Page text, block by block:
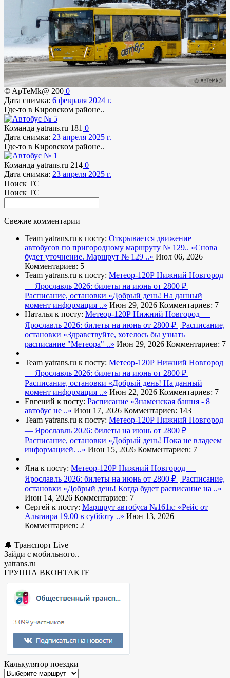
© ApTeMk@ 200 0
Дата снимка: 6 февраля 2024 г.
Где-то в Кировском районе..
Команда yatrans.ru 181 0
Дата снимка: 23 апреля 2025 г.
Где-то в Кировском районе..
Команда yatrans.ru 214 0
Дата снимка: 23 апреля 2025 г.
Поиск ТС
Поиск ТС
Свежие комментарии
Team yatrans.ru к посту: Открывается движение
автобусов по пригородному маршруту № 129.. «Снова
будет уточнение. Маршрут № 129 ..» Июл 06, 2026
Комментариев: 5
Team yatrans.ru к посту: Метеор-120Р Нижний Новгород
— Ярославль 2026: билеты на июнь от 2800 ₽ |
Расписание, остановки «Добрый день! На данный
момент информация ..» Июн 29, 2026 Комментариев: 7
Наталья к посту: Метеор-120Р Нижний Новгород —
Ярославль 2026: билеты на июнь от 2800 ₽ | Расписание,
остановки «Здравствуйте, хотелось бы узнать
расписание "Метеора" ..» Июн 29, 2026 Комментариев: 7
Team yatrans.ru к посту: Метеор-120Р Нижний Новгород
— Ярославль 2026: билеты на июнь от 2800 ₽ |
Расписание, остановки «Добрый день! На данный
момент информация ..» Июн 22, 2026 Комментариев: 7
Евгений к посту: Расписание «Знаменская башня - 8
автобус не ..» Июн 17, 2026 Комментариев: 143
Team yatrans.ru к посту: Метеор-120Р Нижний Новгород
— Ярославль 2026: билеты на июнь от 2800 ₽ |
Расписание, остановки «Добрый день! Пока не владеем
информацией. ..» Июн 15, 2026 Комментариев: 7
Яна к посту: Метеор-120Р Нижний Новгород —
Ярославль 2026: билеты на июнь от 2800 ₽ | Расписание,
остановки «Добрый день! Когда будет расписание на ..»
Июн 14, 2026 Комментариев: 7
Сергей к посту: Маршрут автобуса №161к: «Рейс от
Альтаира 19.00 в субботу ..» Июн 13, 2026
Комментариев: 2
🔔 Транспорт Live
Зайди с мобильного..
yatrans.ru
ГРУППА ВКОНТАКТЕ
Калькулятор поездки